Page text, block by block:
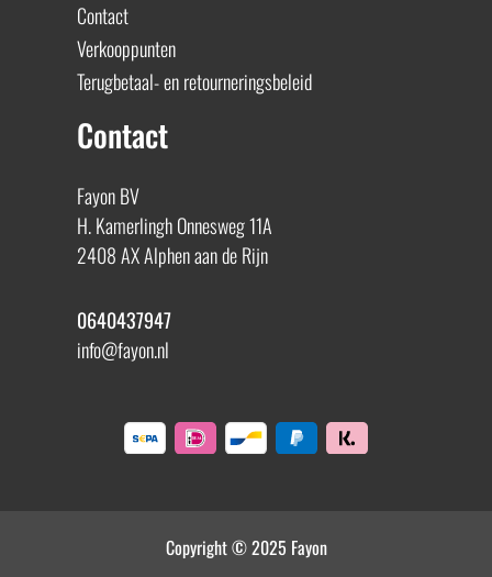
Contact
Verkooppunten
Terugbetaal- en retourneringsbeleid
Contact
Fayon BV
H. Kamerlingh Onnesweg 11A
2408 AX Alphen aan de Rijn
0640437947
info@fayon.nl
Copyright © 2025 Fayon